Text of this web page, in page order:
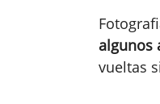
algunos
vueltas